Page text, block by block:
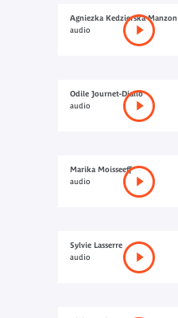
Agniezka Kedzierska Manzon
audio
Odile Journet-Diallo
audio
Marika Moisseeff
audio
Sylvie Lasserre
audio